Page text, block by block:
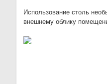
Использование столь
внешнему облику